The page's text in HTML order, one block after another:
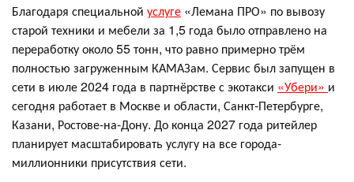
Благодаря специальной услуге «Лемана ПРО» по вывозу
старой техники и мебели за 1,5 года было отправлено на
переработку около 55 тонн, что равно примерно трём
полностью загруженным КАМАЗам. Сервис был запущен в
сети в июле 2024 года в партнёрстве с экотакси «Убери» и
сегодня работает в Москве и области, Санкт-Петербурге,
Казани, Ростове-на-Дону. До конца 2027 года ритейлер
планирует масштабировать услугу на все города-
миллионники присутствия сети.